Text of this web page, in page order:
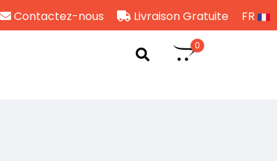
Contactez-nous Livraison Gratuite FR
0